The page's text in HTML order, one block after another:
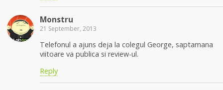
Monstru
21 September, 2013
Telefonul a ajuns deja la colegul George, saptamana
viitoare va publica si review-ul.
Reply